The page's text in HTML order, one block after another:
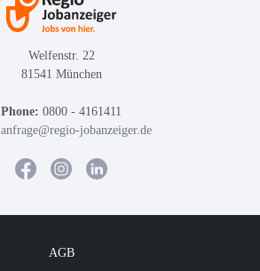
Welfenstr. 22
81541 München
Phone: 0800 - 4161411
anfrage@regio-jobanzeiger.de
AGB